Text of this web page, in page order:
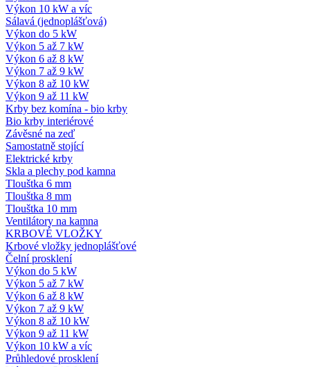
Výkon 10 kW a víc
Sálavá (jednoplášťová)
Výkon do 5 kW
Výkon 5 až 7 kW
Výkon 6 až 8 kW
Výkon 7 až 9 kW
Výkon 8 až 10 kW
Výkon 9 až 11 kW
Krby bez komína - bio krby
Bio krby interiérové
Závěsné na zeď
Samostatně stojící
Elektrické krby
Skla a plechy pod kamna
Tlouštka 6 mm
Tlouštka 8 mm
Tlouštka 10 mm
Ventilátory na kamna
KRBOVÉ VLOŽKY
Krbové vložky jednoplášťové
Čelní prosklení
Výkon do 5 kW
Výkon 5 až 7 kW
Výkon 6 až 8 kW
Výkon 7 až 9 kW
Výkon 8 až 10 kW
Výkon 9 až 11 kW
Výkon 10 kW a víc
Průhledové prosklení